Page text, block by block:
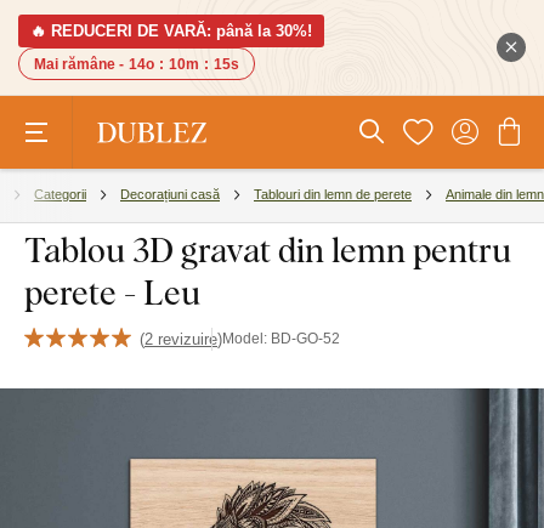
🔥 REDUCERI DE VARĂ: până la 30%!
Mai rămâne - 14o : 10m : 14s
Categorii Decorațiuni casă Tablouri din lemn de perete Animale din lemn
Tablou 3D gravat din lemn pentru
perete - Leu
(2 revizuire)Model: BD-GO-52